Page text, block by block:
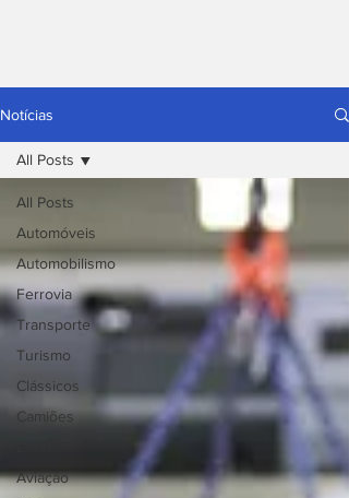
Notícias
All Posts
Automóveis
Automobilismo
Ferrovia
Transporte
Turismo
Clássicos
Camiões
Aviação
All Posts